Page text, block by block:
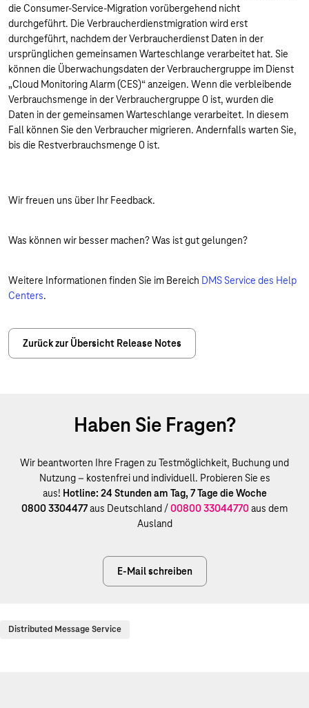
die Consumer-Service-Migration vorübergehend nicht
durchgeführt. Die Verbraucherdienstmigration wird erst
durchgeführt, nachdem der Verbraucherdienst Daten in der
ursprünglichen gemeinsamen Warteschlange verarbeitet hat. Sie
können die Überwachungsdaten der Verbrauchergruppe im Dienst
„Cloud Monitoring Alarm (CES)“ anzeigen. Wenn die verbleibende
Verbrauchsmenge in der Verbrauchergruppe 0 ist, wurden die
Daten in der gemeinsamen Warteschlange verarbeitet. In diesem
Fall können Sie den Verbraucher migrieren. Andernfalls warten Sie,
bis die Restverbrauchsmenge 0 ist.
Wir freuen uns über Ihr Feedback.
Was können wir besser machen? Was ist gut gelungen?
Weitere Informationen finden Sie im Bereich DMS Service des Help
Centers.
Zurück zur Übersicht Release Notes
Haben Sie Fragen?
Wir beantworten Ihre Fragen zu Testmöglichkeit, Buchung und
Nutzung – kostenfrei und individuell. Probieren Sie es
aus! Hotline: 24 Stunden am Tag, 7 Tage die Woche
0800 3304477aus Deutschland /00800 33044770aus dem
Ausland
E-Mail schreiben
Distributed Message Service